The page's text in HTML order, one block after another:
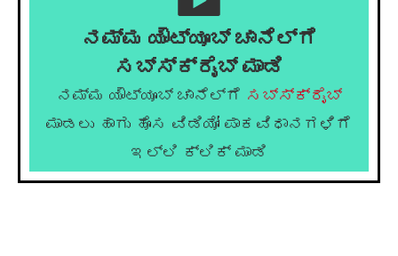
ನಮ್ಮ ಯೌಟ್ಯೂಬ್ ಚಾನೆಲ್ಗೆ
ಸಬ್ಸ್ಕ್ರೈಬ್ ಮಾಡಿ
ನಮ್ಮ ಯೌಟ್ಯೂಬ್ ಚಾನೆಲ್ಗೆ ಸಬ್ಸ್ಕ್ರೈಬ್
ಮಾಡಲು ಹಾಗು ಹೊಸ ವಿಡಿಯೋ ಪಾಕವಿಧಾನಗಳಿಗೆ
ಇಲ್ಲಿ ಕ್ಲಿಕ್ ಮಾಡಿ